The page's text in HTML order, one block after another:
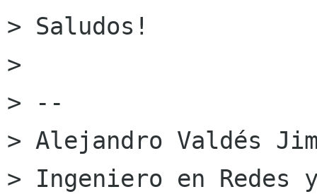
> Saludos!
>
> --
> Alejandro Valdés
> Ingeniero en Redes